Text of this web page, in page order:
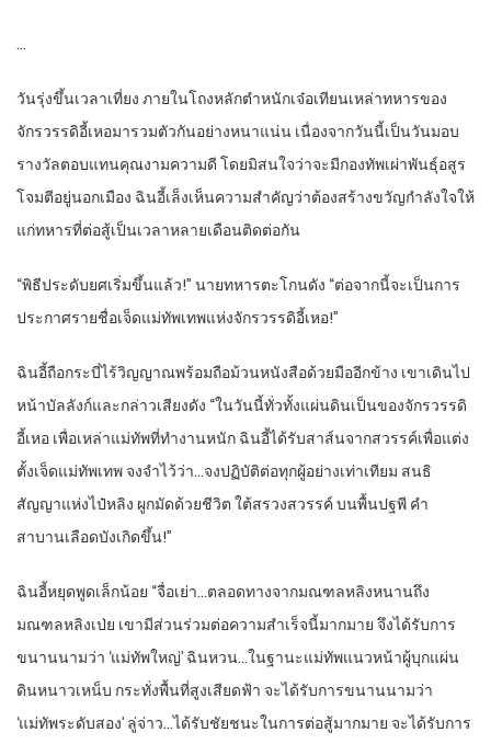
…
วันรุ่งขึ้นเวลาเที่ยง ภายในโถงหลักตำหนักเจ๋อเทียนเหล่าทหารของ
จักรวรรดิอี้เหอมารวมตัวกันอย่างหนาแน่น เนื่องจากวันนี้เป็นวันมอบ
รางวัลตอบแทนคุณงามความดี โดยมิสนใจว่าจะมีกองทัพเผ่าพันธุ์อสูร
โจมตีอยู่นอกเมือง ฉินอี้เล็งเห็นความสำคัญว่าต้องสร้างขวัญกำลังใจให้
แก่ทหารที่ต่อสู้เป็นเวลาหลายเดือนติดต่อกัน
“พิธีประดับยศเริ่มขึ้นแล้ว!” นายทหารตะโกนดัง “ต่อจากนี้จะเป็นการ
ประกาศรายชื่อเจ็ดแม่ทัพเทพแห่งจักรวรรดิอี้เหอ!”
ฉินอี้ถือกระบี่ไร้วิญญาณพร้อมถือม้วนหนังสือด้วยมืออีกข้าง เขาเดินไป
หน้าบัลลังก์และกล่าวเสียงดัง “ในวันนี้ทั่วทั้งแผ่นดินเป็นของจักรวรรดิ
อี้เหอ เพื่อเหล่าแม่ทัพที่ทำงานหนัก ฉินอี้ได้รับสาส์นจากสวรรค์เพื่อแต่ง
ตั้งเจ็ดแม่ทัพเทพ จงจำไว้ว่า…จงปฏิบัติต่อทุกผู้อย่างเท่าเทียม สนธิ
สัญญาแห่งไป๋หลิง ผูกมัดด้วยชีวิต ใต้สรวงสวรรค์ บนพื้นปฐพี คำ
สาบานเลือดบังเกิดขึ้น!”
ฉินอี้หยุดพูดเล็กน้อย “จื่อเย่า…ตลอดทางจากมณฑลหลิงหนานถึง
มณฑลหลิงเป่ย เขามีส่วนร่วมต่อความสำเร็จนี้มากมาย จึงได้รับการ
ขนานนามว่า ‘แม่ทัพใหญ่’ ฉินหวน…ในฐานะแม่ทัพแนวหน้าผู้บุกแผ่น
ดินหนาวเหน็บ กระทั่งพื้นที่สูงเสียดฟ้า จะได้รับการขนานนามว่า
‘แม่ทัพระดับสอง’ ลู่จ่าว…ได้รับชัยชนะในการต่อสู้มากมาย จะได้รับการ